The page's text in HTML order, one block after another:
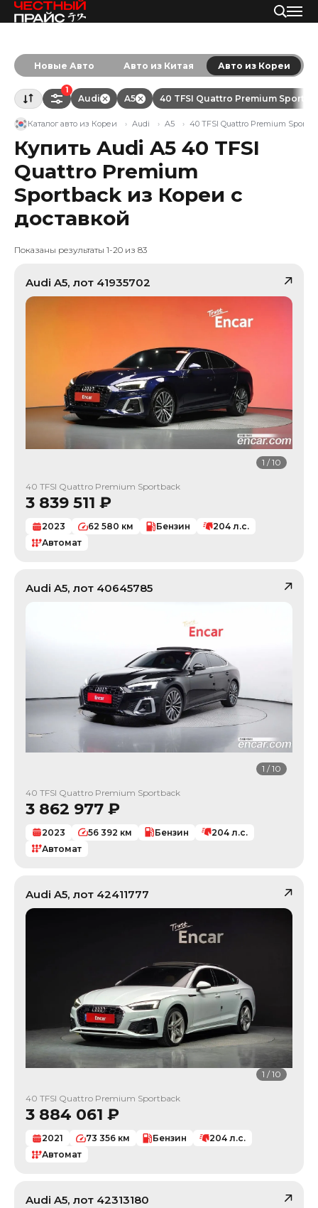
Новые Авто Авто из Китая Авто из Кореи
1
Audi A5 40 TFSI Quattro Premium
Каталог авто из Кореи Audi A5 40 TFSI Quattro Premium
Купить Audi A5 40 TFSI
Quattro Premium
Sportback из Кореи с
доставкой
Показаны результаты 1-20 из 83
Audi A5, лот 41935702
1 /10
40 TFSI Quattro Premium Sportback
3 839 511 ₽
2023 62 580 км Бензин 204 л.с.
Автомат
Audi A5, лот 40645785
1 /10
40 TFSI Quattro Premium Sportback
3 862 977 ₽
2023 56 392 км Бензин 204 л.с.
Автомат
Audi A5, лот 42411777
1 /10
40 TFSI Quattro Premium Sportback
3 884 061 ₽
2021 73 356 км Бензин 204 л.с.
Автомат
Audi A5, лот 42313180